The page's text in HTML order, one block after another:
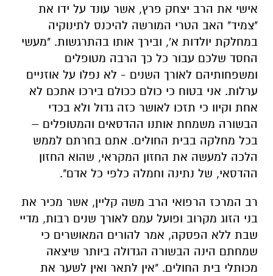
אישי את הרב יצחק פרץ, אשר עונד על ידו את
"צמיד" האב הטרי המורשה להיכנס לתינוקיה
במחלקת יולדות א', ובירך אותו בהתרגשות. "מעשי
החסד שלכם עבור כל כך הרבה מטופלים
ומשפחותיהם לאורך השנים - לא נפלו על אוזניים
ערלות. אני בטוח כי כולם ככולם בירכו אתכם לא
אחת וקיוו כי תזכו לאושר כזה גדול ולא בכדי
הבשורה משמחת אותנו ההדסאים והמטופלים –
בכל מחלקה בבית החולים. אתם בחרתם לממש
הלכה למעשה את החזון המקראי, שהוא החזון
ההדסאי, של נתינה וחמלה כלפי כל אדם".
רב המרכז הרפואי הרב משה קליין, אשר מכיר את
בני הזוג מקרוב ופועל עמם לאורך שנים רבות, מדיי
שבת ללא הפסקה, אמר להורים המאושרים כי
שמחתם הינה הבשורה הגדולה ביותר שיצאה
מכותלי בית החולים. "אין לתאר ואין לשער את